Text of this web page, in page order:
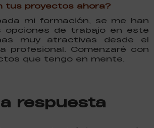
tus proyectos ahora?
mi formación, se me han
opciones de trabajo en este
muy atractivas desde el
profesional. Comenzaré con
que tengo en mente.
respuesta